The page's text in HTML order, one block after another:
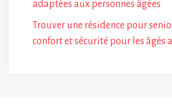
adaptées aux personnes âgées
Trouver une résidence pour
confort et sécurité pour les âgés